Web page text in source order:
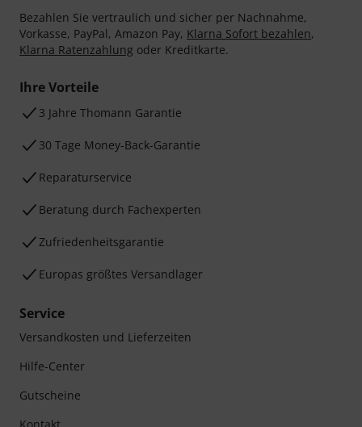
Bezahlen Sie vertraulich und sicher per Nachnahme,
Vorkasse, PayPal, Amazon Pay, Klarna Sofort bezahlen,
Klarna Ratenzahlung oder Kreditkarte.
Ihre Vorteile
3 Jahre Thomann Garantie
30 Tage Money-Back-Garantie
Reparaturservice
Beratung durch Fachexperten
Zufriedenheitsgarantie
Europas größtes Versandlager
Service
Versandkosten und Lieferzeiten
Hilfe-Center
Gutscheine